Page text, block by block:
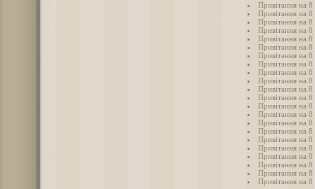
Привітання на 8
Привітання на 8
Привітання на 8
Привітання на 8
Привітання на 8
Привітання на 8
Привітання на 8
Привітання на 8
Привітання на 8
Привітання на 8
Привітання на 8
Привітання на 8
Привітання на 8
Привітання на 8
Привітання на 8
Привітання на 8
Привітання на 8
Привітання на 8
Привітання на 8
Привітання на 8
Привітання на 8
Привітання на 8